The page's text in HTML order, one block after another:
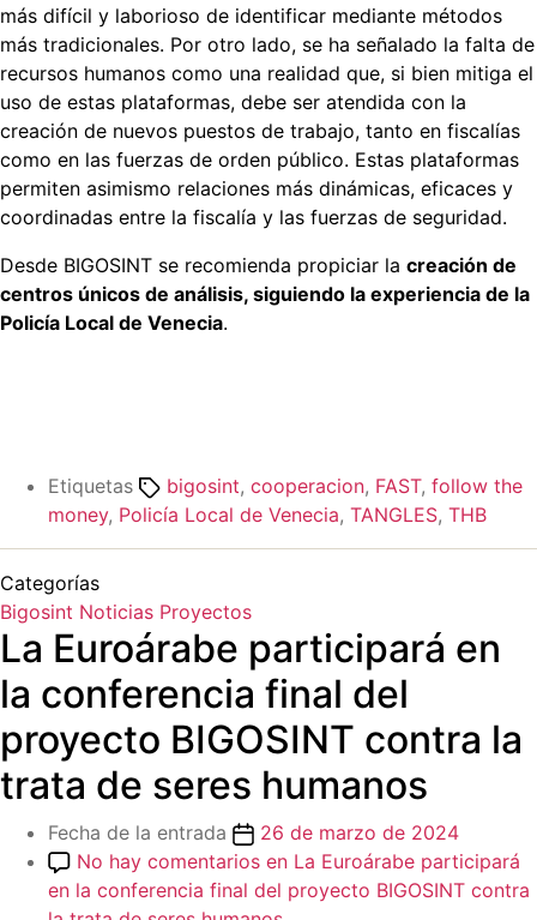
más difícil y laborioso de identificar mediante métodos
más tradicionales. Por otro lado, se ha señalado la falta de
recursos humanos como una realidad que, si bien mitiga el
uso de estas plataformas, debe ser atendida con la
creación de nuevos puestos de trabajo, tanto en fiscalías
como en las fuerzas de orden público. Estas plataformas
permiten asimismo relaciones más dinámicas, eficaces y
coordinadas entre la fiscalía y las fuerzas de seguridad.
Desde BIGOSINT se recomienda propiciar la creación de
centros únicos de análisis, siguiendo la experiencia de la
Policía Local de Venecia.
Etiquetas bigosint, cooperacion, FAST, follow the
money, Policía Local de Venecia, TANGLES, THB
Categorías
Bigosint Noticias Proyectos
La Euroárabe participará en
la conferencia final del
proyecto BIGOSINT contra la
trata de seres humanos
Fecha de la entrada
26 de marzo de 2024
No hay comentarios en La Euroárabe participará
en la conferencia final del proyecto BIGOSINT contra